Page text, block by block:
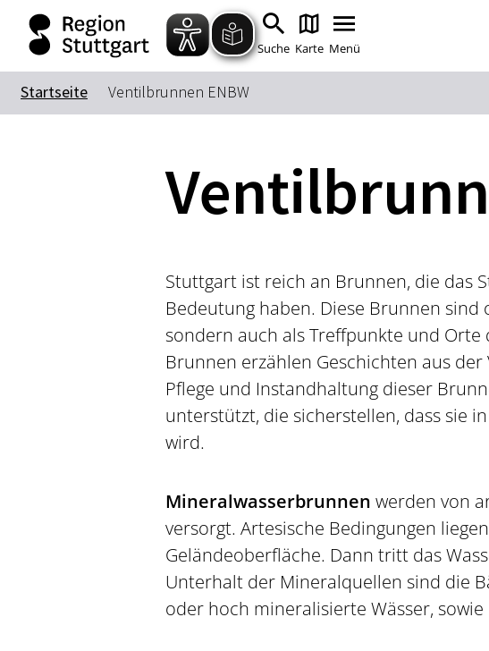
Suche Karte Menü
Startseite Ventilbrunnen ENBW
Stuttgart ist reich an Brunnen, die das
Bedeutung haben. Diese Brunnen
sondern auch als Treffpunkte und
Brunnen erzählen Geschichten aus
Pflege und Instandhaltung dieser
unterstützt, die sicherstellen, dass sie
wird.
Mineralwasserbrunnen werden von
versorgt. Artesische Bedingungen
Geländeoberfläche. Dann tritt das
Unterhalt der Mineralquellen sind die
oder hoch mineralisierte Wässer,